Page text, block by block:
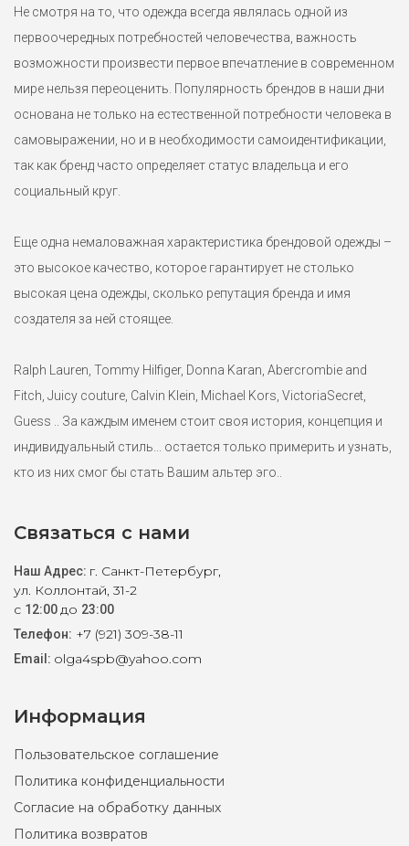
Не смотря на то, что одежда всегда являлась одной из
первоочередных потребностей человечества, важность
возможности произвести первое впечатление в современном
мире нельзя переоценить. Популярность брендов в наши дни
основана не только на естественной потребности человека в
самовыражении, но и в необходимости самоидентификации,
так как бренд часто определяет статус владельца и его
социальный круг.
Еще одна немаловажная характеристика брендовой одежды –
это высокое качество, которое гарантирует не столько
высокая цена одежды, сколько репутация бренда и имя
создателя за ней стоящее.
Ralph Lauren, Tommy Hilfiger, Donna Karan, Abercrombie and
Fitch, Juicy couture, Calvin Klein, Michael Kors, VictoriaSecret,
Guess .. За каждым именем стоит своя история, концепция и
индивидуальный стиль... остается только примерить и узнать,
кто из них смог бы стать Вашим альтер эго..
Связаться с нами
Наш Адрес: г. Санкт-Петербург,
ул. Коллонтай, 31-2
с 12:00до 23:00
Телефон: +7 (921) 309-38-11
Email: olga4spb@yahoo.com
Информация
Пользовательское соглашение
Политика конфиденциальности
Согласие на обработку данных
Политика возвратов